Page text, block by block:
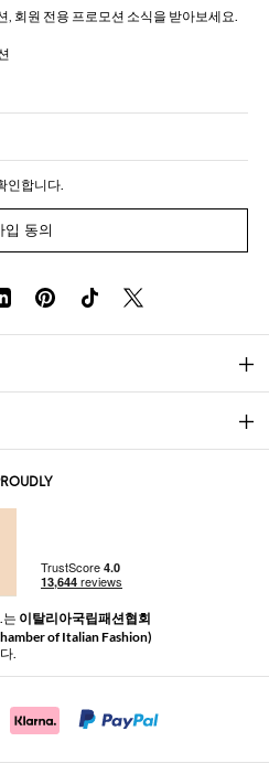
, 회원 전용 프로모션 소식을 받아보세요.
인합니다.
입 동의
는 이탈리아국립패션협회
of Italian Fashion)
.